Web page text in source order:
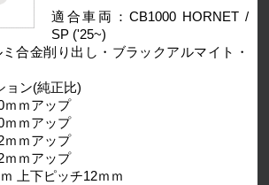
適合車両：CB1000 HORNET /
SP ('25~)
合金削り出し・ブラックアルマイト・
ョン(純正比)
ｍアップ
ｍアップ
ｍアップ
ｍアップ
上下ピッチ12ｍｍ